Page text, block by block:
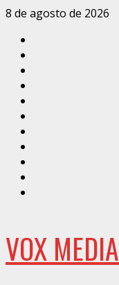
Saltar
contenido
8 de agosto de 2026
VOX MEDIA